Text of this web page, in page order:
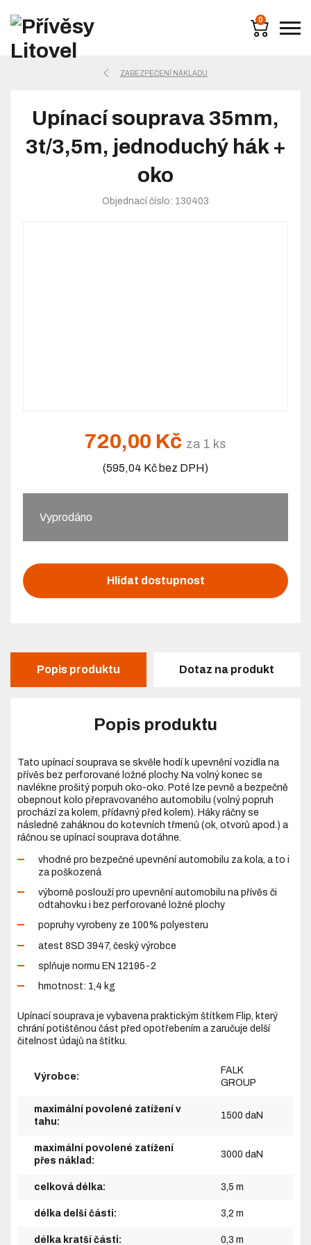
0
ZABEZPEČENÍ NÁKLADU
Upínací souprava 35mm,
3t/3,5m, jednoduchý hák +
oko
Objednací číslo: 130403
720,00 Kč za 1 ks
(595,04 Kč bez DPH)
Vyprodáno
Hlídat dostupnost
Popis produktu Dotaz na produkt
Popis produktu
Tato upínací souprava se skvěle hodí k upevnění vozidla na
přívěs bez perforované ložné plochy. Na volný konec se
navlékne prošitý porpuh oko-oko. Poté lze pevně a bezpečně
obepnout kolo přepravovaného automobilu (volný popruh
prochází za kolem, přídavný před kolem). Háky ráčny se
následně zaháknou do kotevních třmenů (ok, otvorů apod.) a
ráčnou se upínací souprava dotáhne.
vhodné pro bezpečné upevnění automobilu za kola, a to i
za poškozená
výborně poslouží pro upevnění automobilu na přívěs či
odtahovku i bez perforované ložné plochy
popruhy vyrobeny ze 100% polyesteru
atest 8SD 3947, český výrobce
splňuje normu EN 12195-2
hmotnost: 1,4 kg
Upínací souprava je vybavena praktickým štítkem Flip, který
chrání potištěnou část před opotřebením a zaručuje delší
čitelnost údajů na štítku.
Výrobce:
FALK
GROUP
maximální povolené zatížení v
tahu:
1500 daN
maximální povolené zatížení
přes náklad:
3000 daN
celková délka: 3,5 m
délka delší části: 3,2 m
délka kratší části: 0,3 m